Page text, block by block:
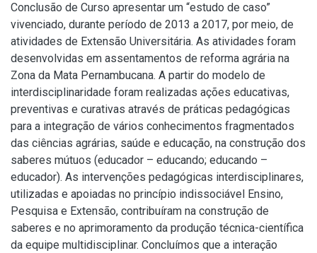
Conclusão de Curso apresentar um “estudo de caso”
vivenciado, durante período de 2013 a 2017, por meio, de
atividades de Extensão Universitária. As atividades foram
desenvolvidas em assentamentos de reforma agrária na
Zona da Mata Pernambucana. A partir do modelo de
interdisciplinaridade foram realizadas ações educativas,
preventivas e curativas através de práticas pedagógicas
para a integração de vários conhecimentos fragmentados
das ciências agrárias, saúde e educação, na construção dos
saberes mútuos (educador – educando; educando –
educador). As intervenções pedagógicas interdisciplinares,
utilizadas e apoiadas no princípio indissociável Ensino,
Pesquisa e Extensão, contribuíram na construção de
saberes e no aprimoramento da produção técnica-científica
da equipe multidisciplinar. Concluímos que a interação